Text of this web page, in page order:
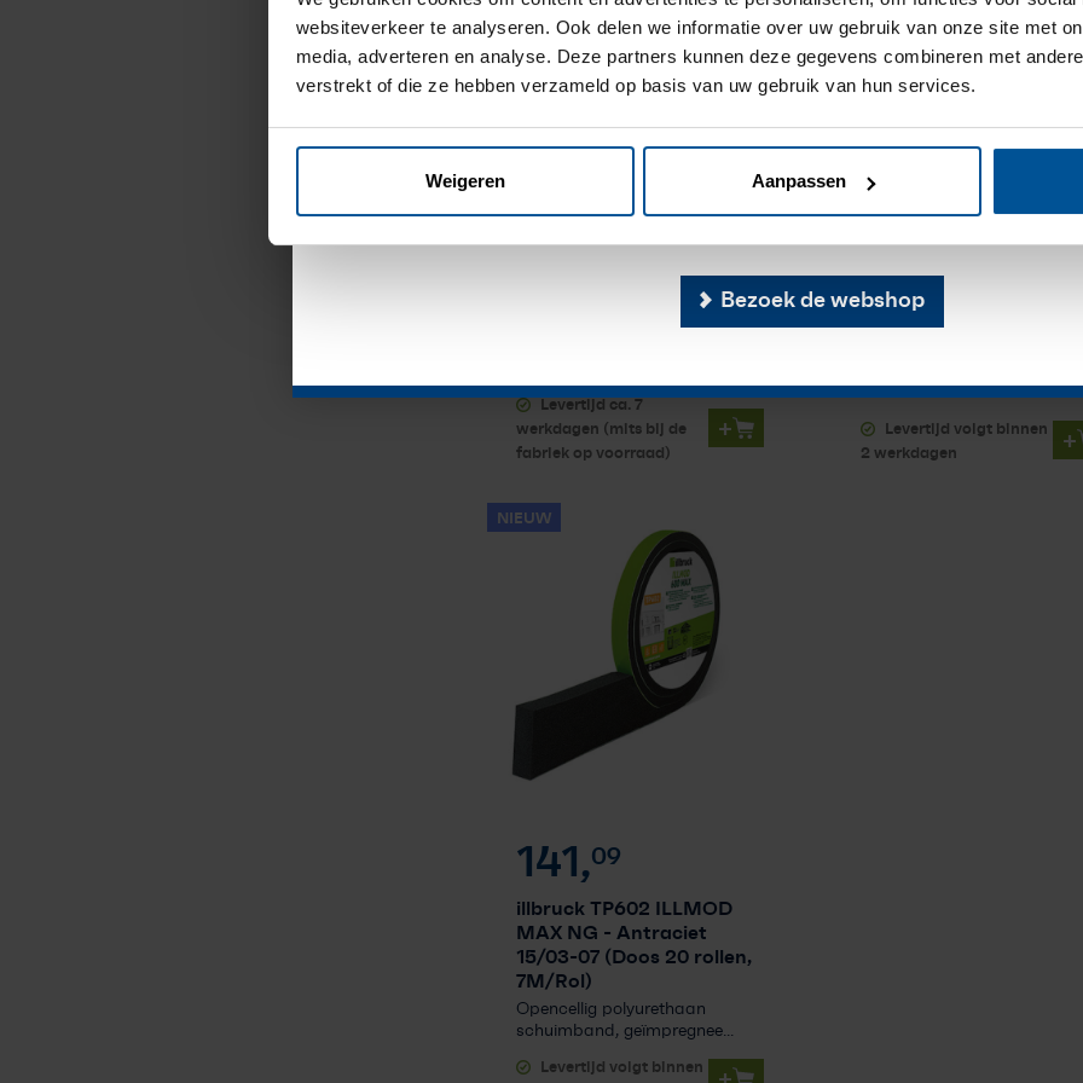
websiteverkeer te analyseren. Ook delen we informatie over uw gebruik van onze site met
media, adverteren en analyse. Deze partners kunnen deze gegevens combineren met
verstrekt of die ze hebben verzameld op basis van uw gebruik van hun services.
Weigeren Aanpassen
108,53
- Antraciet 10x2mm
Levertijd ca. 7
werkdagen (mits bij de
fabriek op voorraad)
+
183,21
600 NG
(Doos 30 rollen, 10M/
Levertijd volgt binnen
2 werkdagen
+
NIEUW
141,09
illbruck TP602 ILLMOD
MAX NG - Antraciet
15/03-07 (Doos 20 rollen,
7M/Rol)
Opencellig polyurethaan
schuimband, geïmpregnee...
Levertijd volgt binnen
Vanwege de bouwvak is onze
gesloten vanaf 20 juli 2026. Op
augustus is de webshop weer
beschikbaar.
Bezoek de webshop